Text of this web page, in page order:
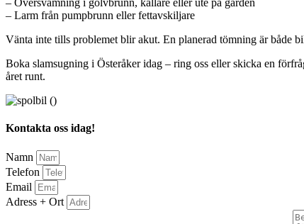
– Översvämning i golvbrunn, källare eller ute på gården
– Larm från pumpbrunn eller fettavskiljare
Vänta inte tills problemet blir akut. En planerad tömning är både
Boka slamsugning i Österåker idag – ring oss eller skicka en
året runt.
Kontakta oss idag!
Namn
Telefon
Email
Adress + Ort